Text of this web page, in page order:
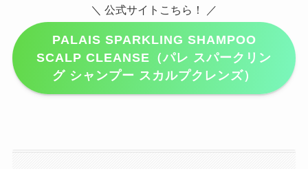
＼ 公式サイトこちら！ ／
PALAIS SPARKLING SHAMPOO
SCALP CLEANSE（パレ スパークリン
グ シャンプー スカルプクレンズ）